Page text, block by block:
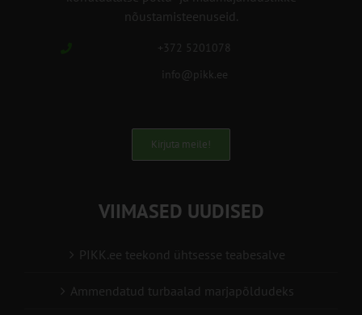
nõustamisteenuseid.
+372 5201078
info@pikk.ee
Kirjuta meile!
VIIMASED UUDISED
PIKK.ee teekond ühtsesse teabesalve
Ammendatud turbaalad marjapõldudeks